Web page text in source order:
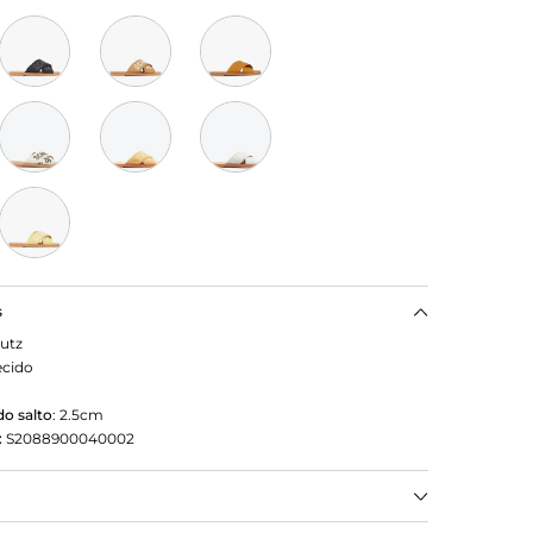
salto: 2.5cm
S2088900040002
trazem impacto imediato a essa flat, enquanto